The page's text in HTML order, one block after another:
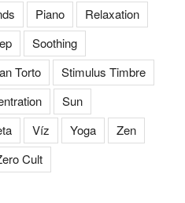
Piano
Relaxation
Soothing
Torto
Stimulus Timbre
Sun
Víz Yoga
Zen
Cult